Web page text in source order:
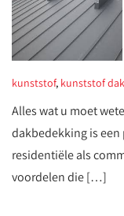
kunststof, kunststof
Alles wat u moet
dakbedekking is
residentiële als
voordelen die […]